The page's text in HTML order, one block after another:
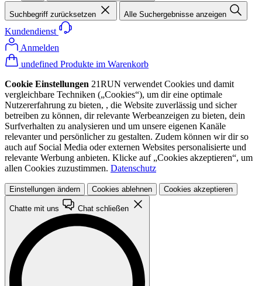
Suchbegriff zurücksetzen Alle Suchergebnisse anzeigen
Kundendienst
Anmelden
undefined Produkte im Warenkorb
Cookie Einstellungen 21RUN verwendet Cookies und damit
vergleichbare Techniken („Cookies“), um dir eine optimale
Nutzererfahrung zu bieten, , die Website zuverlässig und sicher
betreiben zu können, dir relevante Werbeanzeigen zu bieten, dein
Surfverhalten zu analysieren und um unsere eigenen Kanäle
relevanter und persönlicher zu gestalten. Zudem können wir dir so
auch auf Social Media oder externen Websites personalisierte und
relevante Werbung anbieten. Klicke auf „Cookies akzeptieren“, um
allen Cookies zuzustimmen. Datenschutz
Einstellungen ändern Cookies ablehnen Cookies akzeptieren
Chatte mit uns Chat schließen